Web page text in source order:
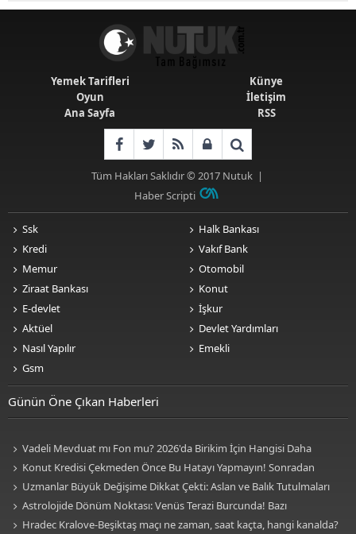
Yemek Tarifleri
Oyun
Ana Sayfa
Künye
İletişim
RSS
Tüm Hakları Saklıdır © 2017 Nutuk|
Haber Scripti
Ssk
Kredi
Memur
Ziraat Bankası
E-devlet
Aktüel
Nasıl Yapılır
Gsm
Halk Bankası
Vakıf Bank
Otomobil
Konut
İşkur
Devlet Yardımları
Emekli
Günün Öne Çıkan Haberleri
Vadeli Mevduat mı Fon mu? 2026'da Birikim İçin Hangisi Daha
Avantajlı? Nelere Dikkat Edilmeli?
Konut Kredisi Çekmeden Önce Bu Hatayı Yapmayın! Sonradan
Pişman Olabilirsiniz
Uzmanlar Büyük Değişime Dikkat Çekti: Aslan ve Balık Tutulmaları
Neleri Değiştirecek?
Astrolojide Dönüm Noktası: Venüs Terazi Burcunda! Bazı
Sektörlerde Dengeler Değişecek...
Hradec Kralove-Beşiktaş maçı ne zaman, saat kaçta, hangi kanalda?